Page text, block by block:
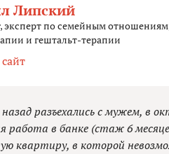
Липский
эксперт по семейным
и гештальт-терапии
разъехались с мужем, в
работа в банке (стаж 6
квартиру, в которой